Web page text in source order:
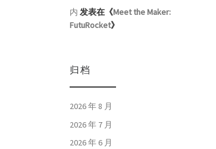
内 发表在《Meet the Maker:
FutuRocket》
归档
2026 年 8 月
2026 年 7 月
2026 年 6 月